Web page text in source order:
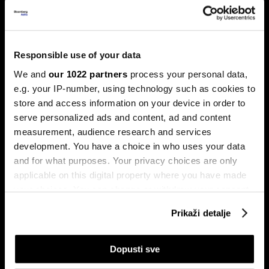
Responsible use of your data
We and our 1022 partners process your personal data,
e.g. your IP-number, using technology such as cookies to
store and access information on your device in order to
serve personalized ads and content, ad and content
measurement, audience research and services
development. You have a choice in who uses your data
and for what purposes. Your privacy choices are only
applicable on this digital property where you have made
your choices. You can change or withdraw your consent
If you allow, we would also like to:
Collect information about your geographical
Prikaži detalje
Dopusti sve
automobil koji priča kao navijen
Luksuzni fastback s vlastitim čipom koji po
performansama nadmašuje usporedive Nvidijine proizvode.
Slučaj Fekkai - ni luksuzni biznisi
nisu pošteđeni otkrića iz